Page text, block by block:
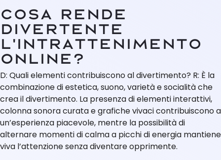
Cosa rende
divertente
l’intrattenimento
online?
D: Quali elementi contribuiscono al divertimento? R: È la
combinazione di estetica, suono, varietà e socialità che
crea il divertimento. La presenza di elementi interattivi,
colonna sonora curata e grafiche vivaci contribuiscono a
un’esperienza piacevole, mentre la possibilità di
alternare momenti di calma a picchi di energia mantiene
viva l’attenzione senza diventare opprimente.